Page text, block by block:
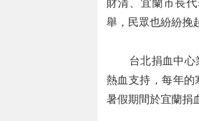
財清、宜蘭市長
舉，民眾也紛紛挽
台北捐血中心業
熱血支持，每年的
暑假期間於宜蘭捐